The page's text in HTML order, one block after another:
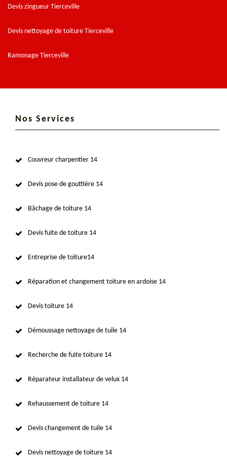
Devis zingueur Tierceville
Devis nettoyage de toiture Tierceville
Ramonage Tierceville
Nos Services
Couvreur charpentier 14
Devis pose de gouttière 14
Bâchage de toiture 14
Devis fuite de toiture 14
Entreprise de toiture14
Réparation et changement toiture en ardoise 14
Devis toiture 14
Démoussage nettoyage de tuile 14
Recherche de fuite toiture 14
Réparateur installateur de velux 14
Rehaussement de toiture 14
Devis changement de tuile 14
Devis nettoyage de toiture 14